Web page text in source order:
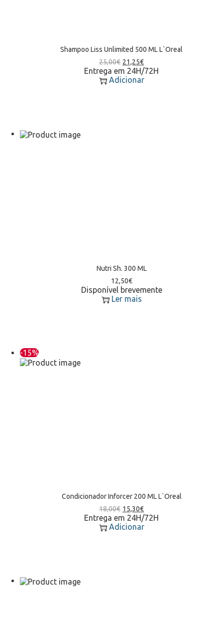
Shampoo Liss Unlimited 500 ML L`Oreal
25,00€ 21,25€
Entrega em 24H/72H
Adicionar
Nutri Sh. 300 ML
12,50€
Disponível brevemente
Ler mais
-15%
Condicionador Inforcer 200 ML L`Oreal
18,00€ 15,30€
Entrega em 24H/72H
Adicionar